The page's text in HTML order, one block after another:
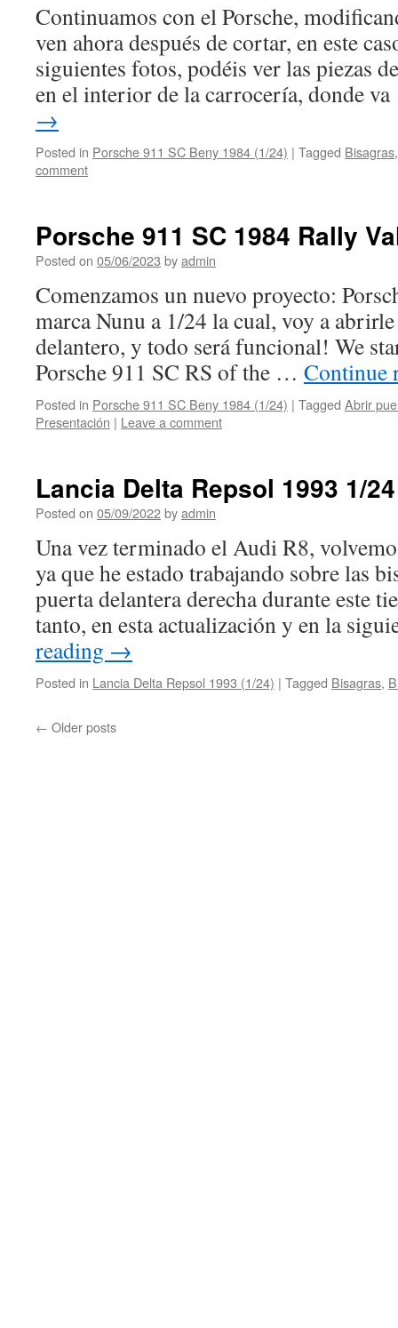
Continuamos con el Porsche,
ven ahora después de cortar, en este
siguientes fotos, podéis ver las piezas
en el interior de la carrocería, donde
→
Posted in Porsche 911 SC Beny 1984 (1/24) | Tagged Bisagras
comment
Porsche 911 SC 1984 Rally
Posted on 05/06/2023 byadmin
Comenzamos un nuevo proyecto:
marca Nunu a 1/24 la cual, voy a
delantero, y todo será funcional! We
Porsche 911 SC RS of the … Continue
Posted in Porsche 911 SC Beny 1984 (1/24) | Tagged Abrir
Presentación | Leave a comment
Lancia Delta Repsol 1993 1/
Posted on 05/09/2022byadmin
Una vez terminado el Audi R8,
ya que he estado trabajando sobre las
puerta delantera derecha durante este
tanto, en esta actualización y en la
reading →
Posted in Lancia Delta Repsol 1993 (1/24) | Tagged Bisagras,
← Older posts